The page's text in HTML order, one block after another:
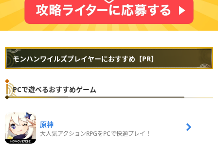
モンハンワイルズプレイヤーにおすすめ【PR】
PCで遊べるおすすめゲーム
原神
大人気アクションRPGをPCで快適プレイ！